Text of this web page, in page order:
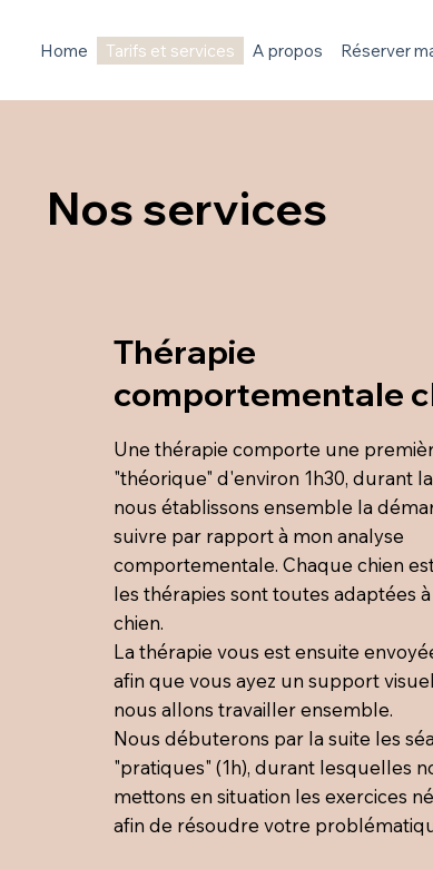
Home Tarifs et services A propos Réserver
Nos services
Thérapie
comportementale
Une thérapie comporte une
"théorique" d'environ 1h30, durant
nous établissons ensemble la
suivre par rapport à mon analyse
comportementale. Chaque chien
les thérapies sont toutes adaptées
chien.
La thérapie vous est ensuite
afin que vous ayez un support
nous allons travailler ensemble.
Nous débuterons par la suite les
"pratiques" (1h), durant lesquelles
mettons en situation les exercices
afin de résoudre votre